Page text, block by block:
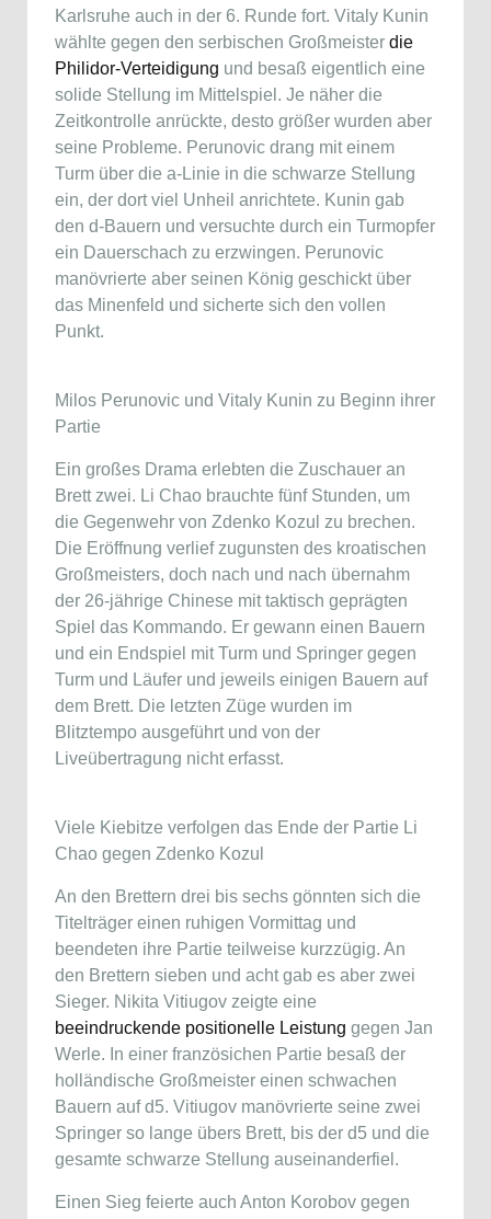
Karlsruhe auch in der 6. Runde fort. Vitaly Kunin
wählte gegen den serbischen Großmeister die
Philidor-Verteidigung und besaß eigentlich eine
solide Stellung im Mittelspiel. Je näher die
Zeitkontrolle anrückte, desto größer wurden aber
seine Probleme. Perunovic drang mit einem
Turm über die a-Linie in die schwarze Stellung
ein, der dort viel Unheil anrichtete. Kunin gab
den d-Bauern und versuchte durch ein Turmopfer
ein Dauerschach zu erzwingen. Perunovic
manövrierte aber seinen König geschickt über
das Minenfeld und sicherte sich den vollen
Punkt.
Milos Perunovic und Vitaly Kunin zu Beginn ihrer
Partie
Ein großes Drama erlebten die Zuschauer an
Brett zwei. Li Chao brauchte fünf Stunden, um
die Gegenwehr von Zdenko Kozul zu brechen.
Die Eröffnung verlief zugunsten des kroatischen
Großmeisters, doch nach und nach übernahm
der 26-jährige Chinese mit taktisch geprägten
Spiel das Kommando. Er gewann einen Bauern
und ein Endspiel mit Turm und Springer gegen
Turm und Läufer und jeweils einigen Bauern auf
dem Brett. Die letzten Züge wurden im
Blitztempo ausgeführt und von der
Liveübertragung nicht erfasst.
Viele Kiebitze verfolgen das Ende der Partie Li
Chao gegen Zdenko Kozul
An den Brettern drei bis sechs gönnten sich die
Titelträger einen ruhigen Vormittag und
beendeten ihre Partie teilweise kurzzügig. An
den Brettern sieben und acht gab es aber zwei
Sieger. Nikita Vitiugov zeigte eine
beeindruckende positionelle Leistung gegen Jan
Werle. In einer französichen Partie besaß der
holländische Großmeister einen schwachen
Bauern auf d5. Vitiugov manövrierte seine zwei
Springer so lange übers Brett, bis der d5 und die
gesamte schwarze Stellung auseinanderfiel.
Einen Sieg feierte auch Anton Korobov gegen